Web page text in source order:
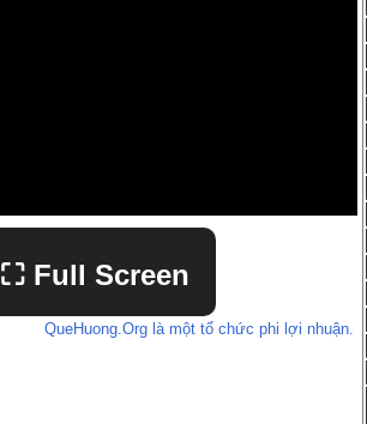
⛶ Full Screen
QueHuong.Org là một tổ chức phi lợi nhuận.